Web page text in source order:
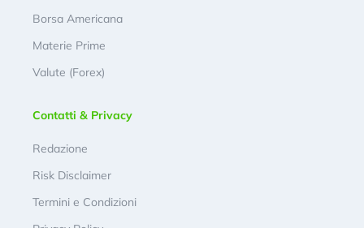
Borsa Americana
Materie Prime
Valute (Forex)
Contatti & Privacy
Redazione
Risk Disclaimer
Termini e Condizioni